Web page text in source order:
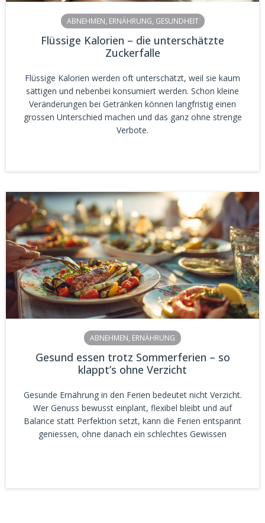
ABNEHMEN, ERNÄHRUNG, GESUNDHEIT
Flüssige Kalorien – die unterschätzte
Zuckerfalle
Flüssige Kalorien werden oft unterschätzt, weil sie kaum
sättigen und nebenbei konsumiert werden. Schon kleine
Veränderungen bei Getränken können langfristig einen
grossen Unterschied machen und das ganz ohne strenge
Verbote.
ABNEHMEN, ERNÄHRUNG
Gesund essen trotz Sommerferien – so
klappt’s ohne Verzicht
Gesunde Ernährung in den Ferien bedeutet nicht Verzicht.
Wer Genuss bewusst einplant, flexibel bleibt und auf
Balance statt Perfektion setzt, kann die Ferien entspannt
geniessen, ohne danach ein schlechtes Gewissen